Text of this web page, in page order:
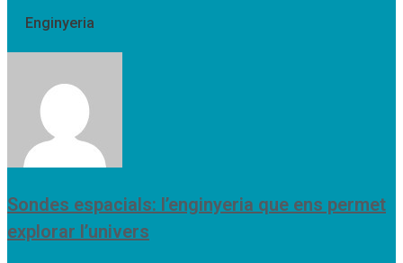
Enginyeria
Sondes espacials: l’enginyeria que ens permet
explorar l’univers